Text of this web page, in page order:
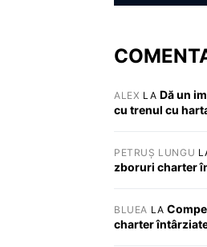
ALEX LA Dă un
cu trenul cu
PETRUȘ LUNGU
zboruri charter
BLUEA LA
charter